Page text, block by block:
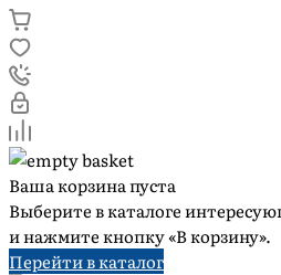
Ваша корзина пуста
Выберите в каталоге
и нажмите кнопку «В корзину».
Перейти в каталог